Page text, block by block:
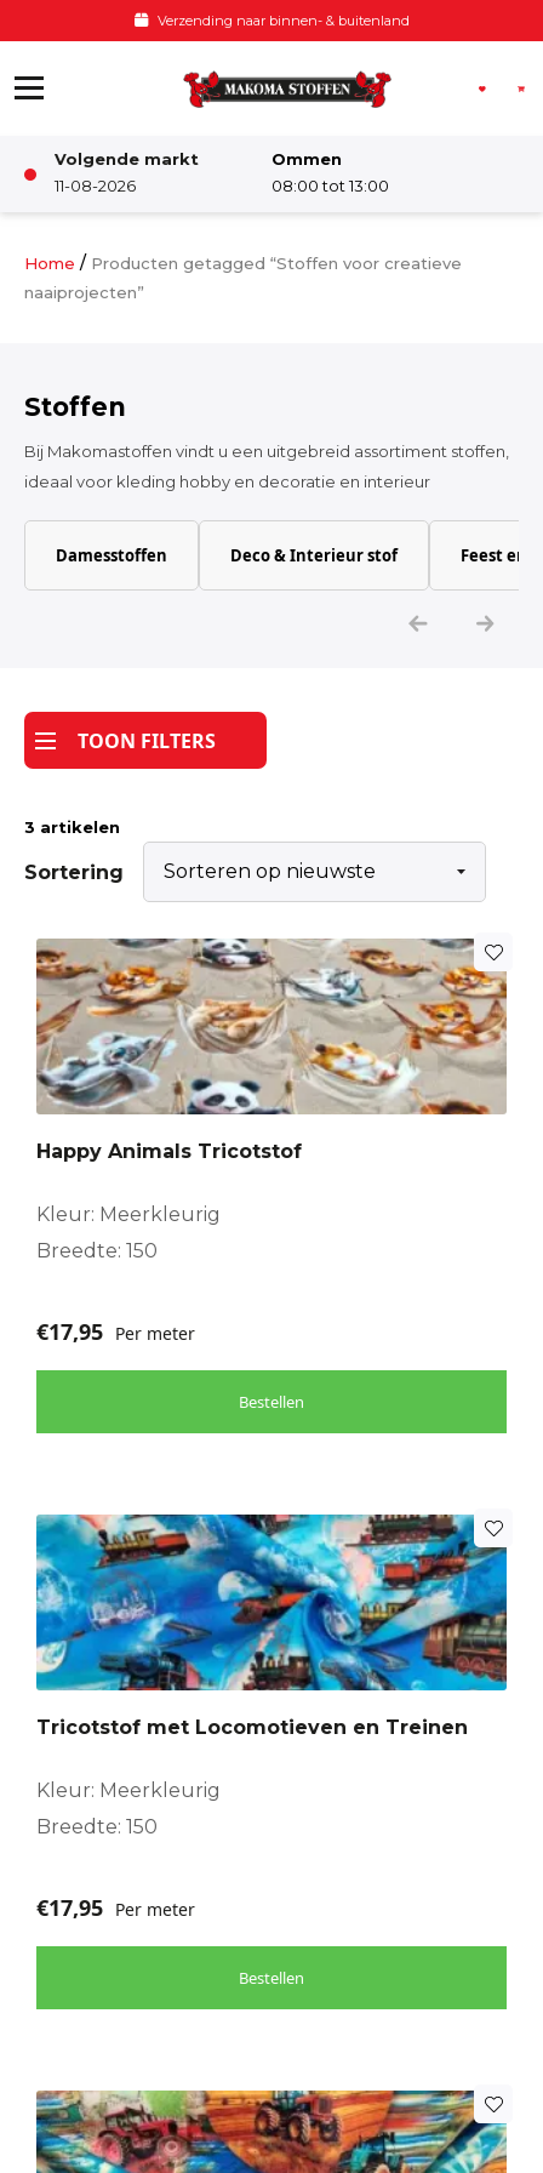
Voor 12:00 besteld, zelfde dag verzonden
Volgende markt
11-08-2026
Ommen
08:00 tot 13:00
Damesstoffen
Kinderkamer
Katoen
Tijdpakker stof
Home / Producten getagged “Stoffen voor creatieve
naaiprojecten”
Stoffen
Bij Makomastoffen vindt u een uitgebreid assortiment stoffen,
ideaal voor kleding hobby en decoratie en interieur
Damesstoffen Deco & Interieur stof Feest en
TOON FILTERS
3 artikelen
Sortering
Happy Animals Tricotstof
Kleur: Meerkleurig
Breedte: 150
€17,95 Per meter
Bestellen
Tricotstof met Locomotieven en Treinen
Kleur: Meerkleurig
Breedte: 150
€17,95 Per meter
Bestellen